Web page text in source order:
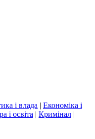
і влада | Економіка і
і освіта | Кримінал |